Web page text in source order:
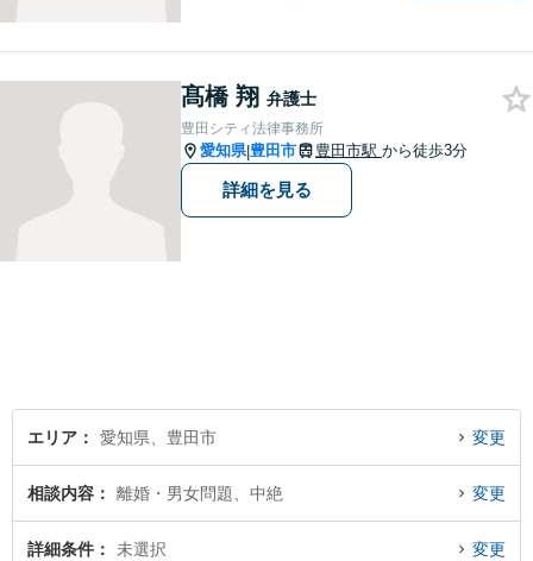
問題、税務訴訟、行政事件で
悩んでいる方はお気軽にご相
談ください。
髙橋 翔 弁護士
豊田シティ法律事務所
愛知県|豊田市 豊田市駅 から徒歩3分
詳細を見る
エリア 愛知県、豊田市 変更
相談内容 離婚・男女問題、中絶 変更
詳細条件 未選択 変更